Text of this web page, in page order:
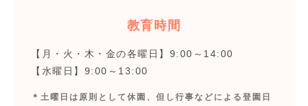
教育時間
【月・火・木・金の各曜日】9:00～14:00
【水曜日】9:00～13:00
＊土曜日は原則として休園、但し行事などによる登園日